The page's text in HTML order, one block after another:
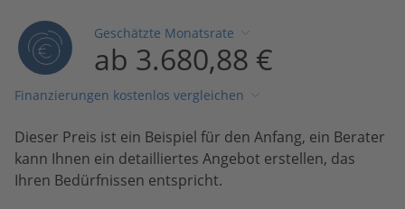
Geschätzte Monatsrate
ab 3.680,88 €
Finanzierungen kostenlos vergleichen
Dieser Preis ist ein Beispiel für den Anfang, ein Berater
kann Ihnen ein detailliertes Angebot erstellen, das
Ihren Bedürfnissen entspricht.